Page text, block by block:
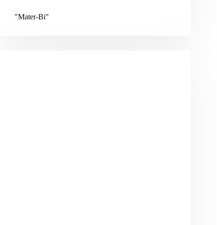
"Mater-Bi"